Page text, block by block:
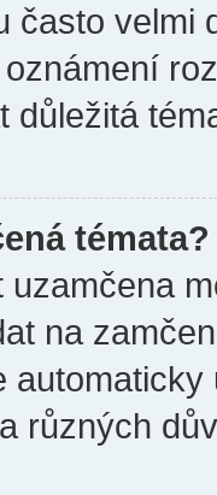
často velmi
důležitá
témata?
na
různých